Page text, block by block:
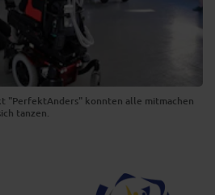
"PerfektAnders" konnten alle mitmachen
tanzen.